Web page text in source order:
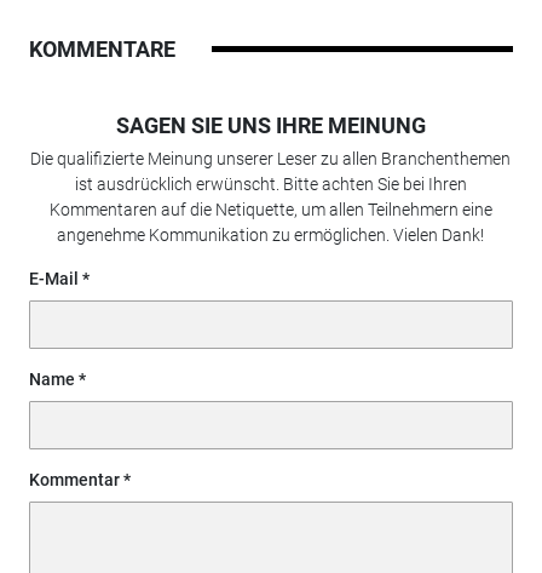
KOMMENTARE
SAGEN SIE UNS IHRE MEINUNG
Die qualifizierte Meinung unserer Leser zu allen Branchenthemen
ist ausdrücklich erwünscht. Bitte achten Sie bei Ihren
Kommentaren auf die Netiquette, um allen Teilnehmern eine
angenehme Kommunikation zu ermöglichen. Vielen Dank!
E-Mail
Name
Kommentar